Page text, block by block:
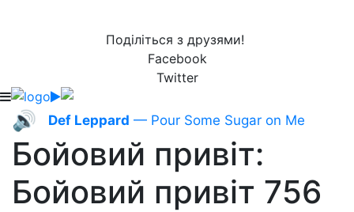
Поділіться з друзями!
Facebook
Twitter
🔊 Def Leppard — Pour Some Sugar on Me
Бойовий привіт:
Бойовий привіт 756